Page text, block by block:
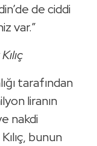
de ciddi
var.”
tarafından
liranın
nakdi
bunun